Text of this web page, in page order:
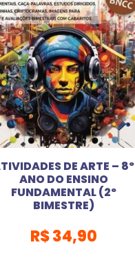
DE ARTE – 8º
ANO DO ENSINO
FUNDAMENTAL (2º
BIMESTRE)
R$34,90